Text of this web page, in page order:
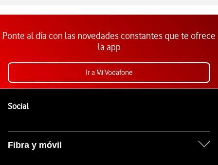
Ponte al día con las novedades constantes que te ofrece
la app
Ir a Mi Vodafone
SocialEnlaces a las redes sociales de Vodafone
Fibra y móvil